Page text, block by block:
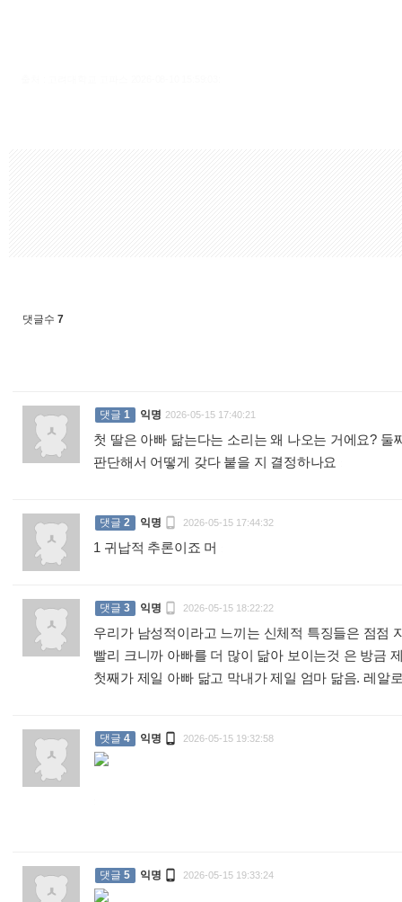
댓글수 7
댓글 1 익명 2026-05-15 17:40:21
첫 딸은 아빠 닮는다는 소리는 왜 나오는 거에요?
판단해서 어떻게 갖다 붙을 지 결정하나요
댓글 2 익명  2026-05-15 17:44:32
1 귀납적 추론이죠 머
댓글 3 익명  2026-05-15 18:22:22
우리가 남성적이라고 느끼는 신체적 특징들은 점점
빨리 크니까 아빠를 더 많이 닮아 보이는것 은 방금
첫째가 제일 아빠 닮고 막내가 제일 엄마 닮음. 레알
댓글 4 익명  2026-05-15 19:32:58
댓글 5 익명  2026-05-15 19:33:24